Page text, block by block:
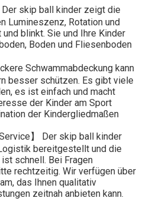
Der skip ball kinder zeigt die
Lumineszenz, Rotation und
blinkt. Sie und Ihre Kinder
Boden und Fliesenboden
Schwammabdeckung kann
besser schützen. Es gibt viele
es ist einfach und macht
der Kinder am Sport
der Kindergliedmaßen
】 Der skip ball kinder
bereitgestellt und die
schnell. Bei Fragen
rechtzeitig. Wir verfügen über
das Ihnen qualitativ
zeitnah anbieten kann.